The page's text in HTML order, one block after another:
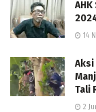
14
Aksi
Tali
2